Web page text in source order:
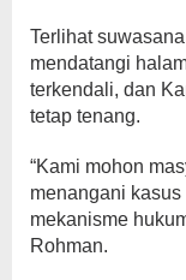
Terlihat
mendatangi
terkendali, dan
tetap tenang.
“Kami mohon
menangani
mekanisme
Rohman.